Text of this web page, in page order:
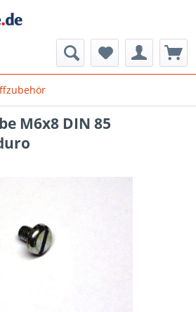
M6x8 DIN 85